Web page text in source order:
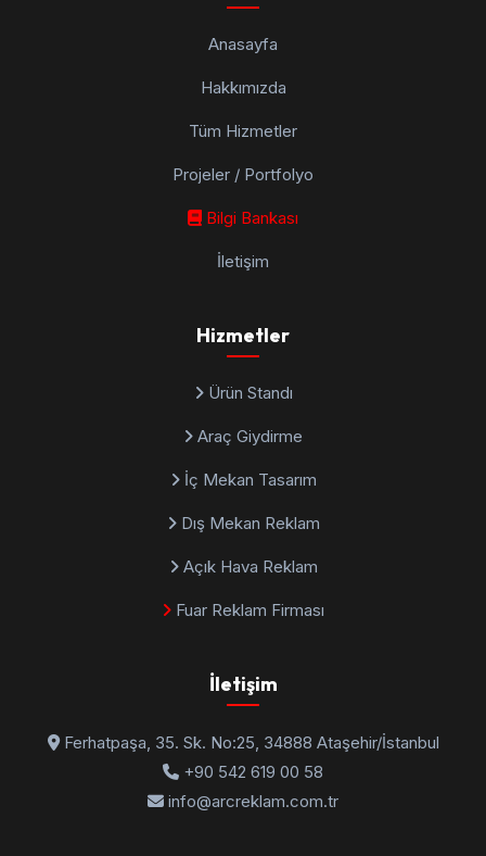
Anasayfa
Hakkımızda
Tüm Hizmetler
Projeler / Portfolyo
Bilgi Bankası
İletişim
Hizmetler
Ürün Standı
Araç Giydirme
İç Mekan Tasarım
Dış Mekan Reklam
Açık Hava Reklam
Fuar Reklam Firması
İletişim
Ferhatpaşa, 35. Sk. No:25, 34888 Ataşehir/İstanbul
+90 542 619 00 58
info@arcreklam.com.tr